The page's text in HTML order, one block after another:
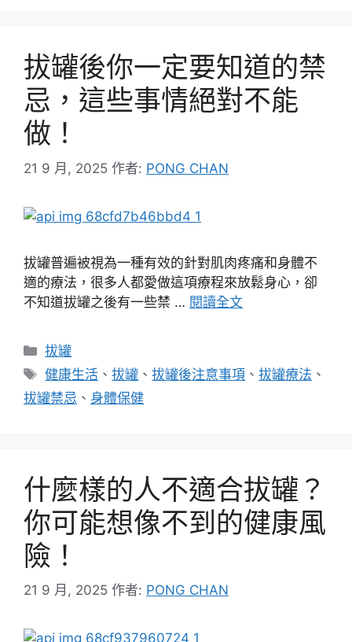
拔罐後你一定要知道的禁
忌，這些事情絕對不能
做！
21 9 月, 2025 作者: PONG CHAN
拔罐普遍被視為一種有效的針對肌肉疼痛和身體不
適的療法，很多人都愛做這項療程來放鬆身心，卻
不知道拔罐之後有一些禁 … 閱讀全文
分
類
拔罐
標
籤
健康生活 、拔罐 、拔罐後注意事項 、拔罐療法 、
拔罐禁忌 、 身體保健
什麼樣的人不適合拔罐？
你可能想像不到的健康風
險！
21 9 月, 2025 作者: PONG CHAN